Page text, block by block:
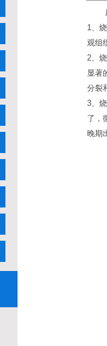
1、
观组
2、
显著
分裂
3、
了，
晚期